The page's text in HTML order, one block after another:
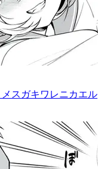
スガキワレニカエル